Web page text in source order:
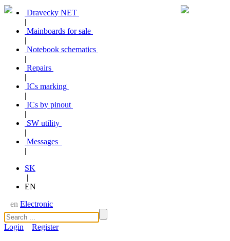
Dravecky NET
|
Mainboards for sale
|
Notebook schematics
|
Repairs
|
ICs marking
|
ICs by pinout
|
SW utility
|
Messages
|
SK
|
EN
en Electronic
Login Register